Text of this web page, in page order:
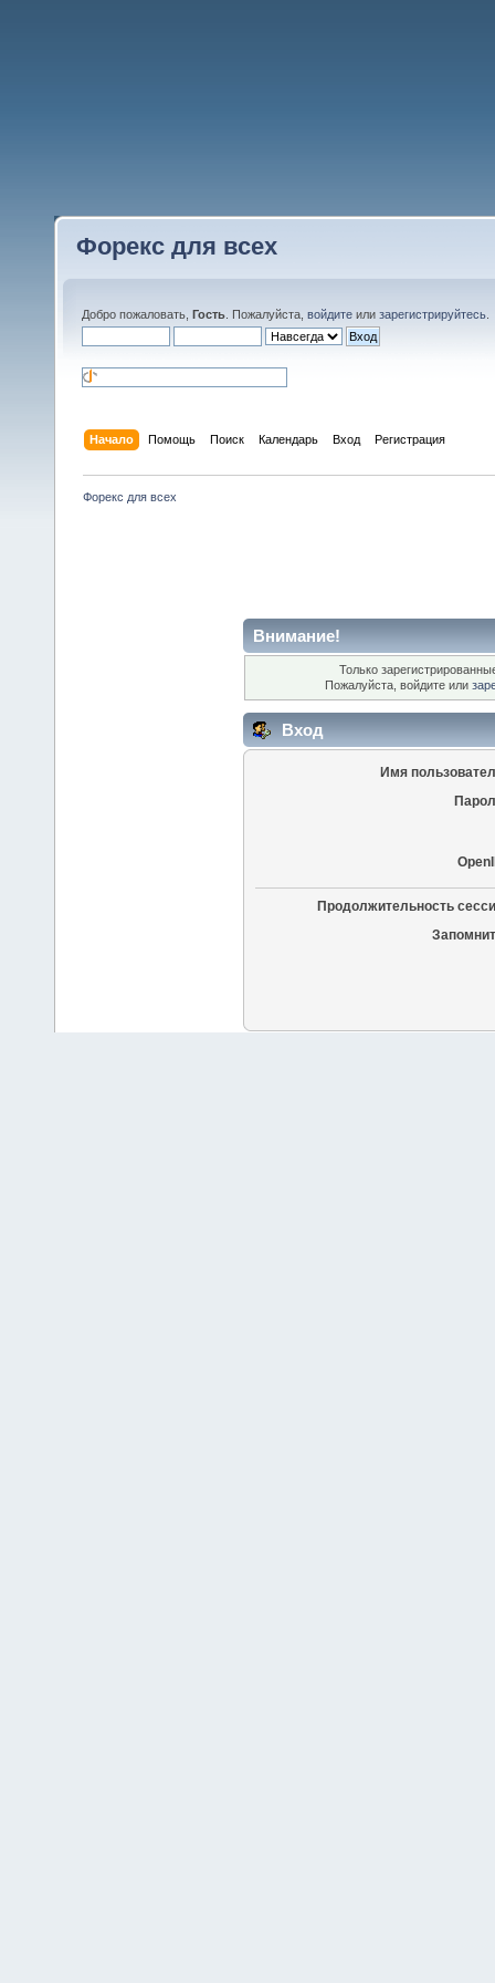
Форекс для всех
Добро пожаловать, Гость . Пожалуйста, войдите или зарегистрируйтесь
Начало Помощь Поиск Календарь Вход Регистрация
Форекс для всех
Внимание!
Только
Пожалуйста, войдите или
Вход
Имя
Продолжительность